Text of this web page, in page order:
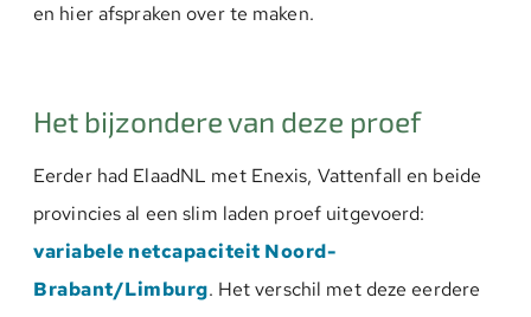
en hier afspraken over te maken.
Het bijzondere van deze proef
Eerder had ElaadNL met Enexis, Vattenfall en beide
provincies al een slim laden proef uitgevoerd:
variabele netcapaciteit Noord-
Brabant/Limburg. Het verschil met deze eerdere